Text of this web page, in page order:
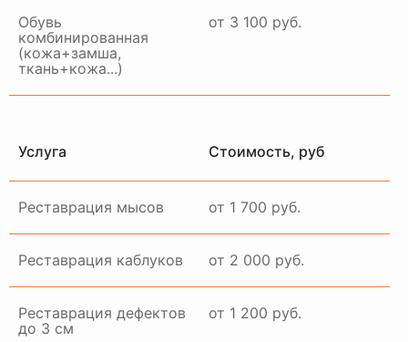
Обувь
комбинированная
(кожа+замша,
ткань+кожа...)
от 3 100 руб.
Услуга Стоимость, руб
Реставрация мысов от 1 700 руб.
Реставрация каблуков от 2 000 руб.
Реставрация дефектов
до 3 см
от 1 200 руб.